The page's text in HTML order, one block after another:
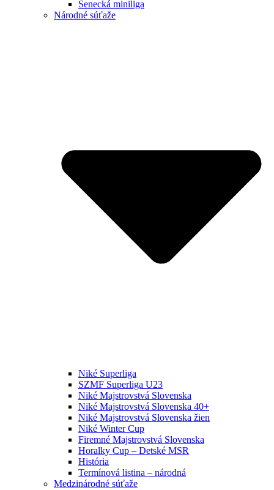
Senecká miniliga
Národné súťaže
Niké Superliga
SZMF Superliga U23
Niké Majstrovstvá Slovenska
Niké Majstrovstvá Slovenska 40+
Niké Majstrovstvá Slovenska žien
Niké Winter Cup
Firemné Majstrovstvá Slovenska
Horalky Cup – Detské MSR
História
Termínová listina – národná
Medzinárodné súťaže